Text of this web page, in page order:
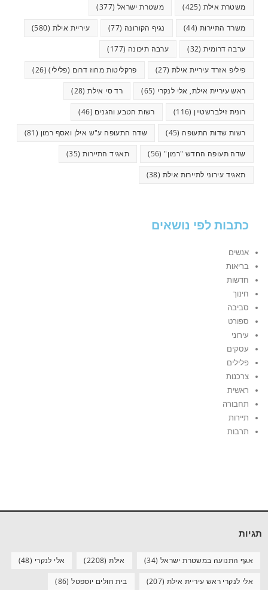
משטרת אילת (425) משטרת ישראל (377)
משרד התיירות (44) נגיף הקורונה (77) עיריית אילת (580)
ערבה דרומית(32) ערבה תיכונה (177)
פיליפ אזרד עיריית אילת (27) פרקליטות מחוז דרום (פלילי)(26)
ראש עיריית אילת, אלי לנקרי (65) רד סי אילת(28)
רונית זילברשטיין (116) רשות הטבע והגנים (46)
רשות שדות התעופה (45) שדה התעופה ע"ש אילן ואסף רמון (81)
שדה תעופה החדש "רמון"(56) תאגיד התיירות (35)
תאגיד עירוני לתיירות אילת (38)
כתבות לפי נושאים
אנשים
בריאות
חדשות
חינוך
סביבה
ספורט
עירוני
עסקים
פלילים
צרכנות
ראשית
תחבורה
תיירות
תרבות
תגיות
אגף התנועה במשטרת ישראל (34) אילת(2208) אלי לנקרי (48)
אלי לנקרי ראש עיריית אילת (207) בית חולים יוספטל(86)